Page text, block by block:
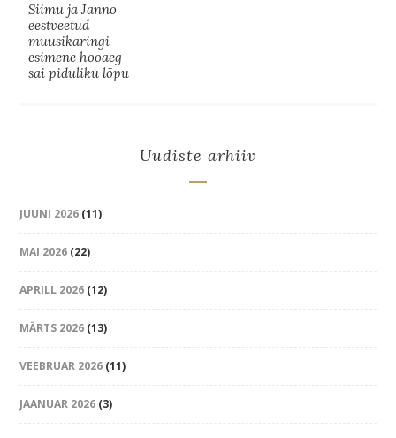
Siimu ja Janno
eestveetud
muusikaringi
esimene hooaeg
sai piduliku lõpu
Uudiste arhiiv
JUUNI 2026 (11)
MAI 2026 (22)
APRILL 2026 (12)
MÄRTS 2026 (13)
VEEBRUAR 2026 (11)
JAANUAR 2026 (3)